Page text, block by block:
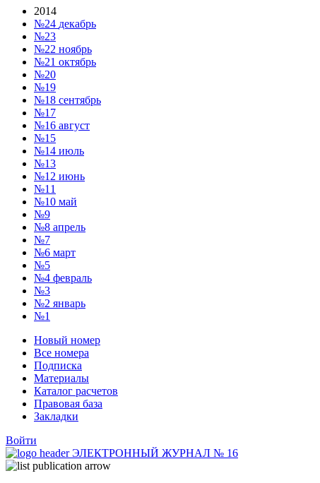
2014
№24 декабрь
№23
№22 ноябрь
№21 октябрь
№20
№19
№18 сентябрь
№17
№16 август
№15
№14 июль
№13
№12 июнь
№11
№10 май
№9
№8 апрель
№7
№6 март
№5
№4 февраль
№3
№2 январь
№1
Новый номер
Все номера
Подписка
Материалы
Каталог расчетов
Правовая база
Закладки
Войти
ЭЛЕКТРОННЫЙ ЖУРНАЛ № 16